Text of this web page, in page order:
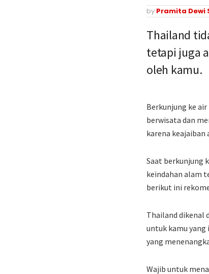
by Pramita Dewi
Thailand
tetapi juga
oleh kamu.
Berkunjung ke
berwisata dan
karena keajaiban
Saat berkunjung
keindahan alam
berikut ini
Thailand dikenal
untuk kamu yang
yang
Wajib untuk